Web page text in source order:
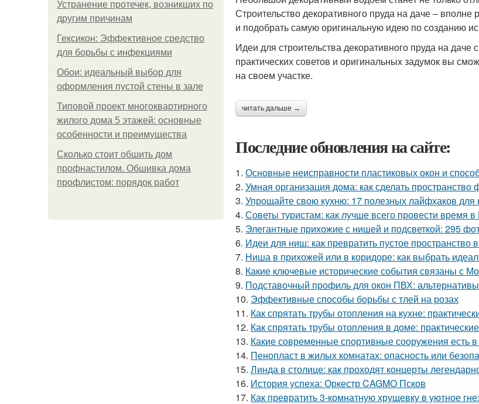
Устранение протечек, возникших по
другим причинам
Гексикон: Эффективное средство
для борьбы с инфекциями
Обои: идеальный выбор для
оформления пустой стены в зале
Типовой проект многоквартирного
жилого дома 5 этажей: основные
особенности и преимущества
Сколько стоит обшить дом
профнастилом. Обшивка дома
профлистом: порядок работ
Строительство декоративного пруда на даче – вполне
и подобрать самую оригинальную идею по созданию
Идеи для строительства декоративного пруда на
практических советов и оригинальных задумок вы
на своем участке.
читать дальше →
Последние обновления на сайте:
1. Основные неисправности пластиковых окон и
2. Умная организация дома: как сделать
3. Упрощайте свою кухню: 17 полезных лайфхаков
4. Советы туристам: как лучше всего провести время
5. Элегантные прихожие с нишей и подсветкой: 295
6. Идеи для ниш: как превратить пустое пространство
7. Ниша в прихожей или в коридоре: как выбрать
8. Какие ключевые исторические события связаны с
9. Подставочный профиль для окон ПВХ:
10. Эффективные способы борьбы с тлей на розах
11. Как спрятать трубы отопления на кухне:
12. Как спрятать трубы отопления в доме:
13. Какие современные спортивные сооружения есть
14. Пенопласт в жилых комнатах: опасность или
15. Линда в столице: как проходят концерты
16. История успеха: Оркестр CAGMO Псков
17. Как превратить 3-комнатную хрущевку в уютное